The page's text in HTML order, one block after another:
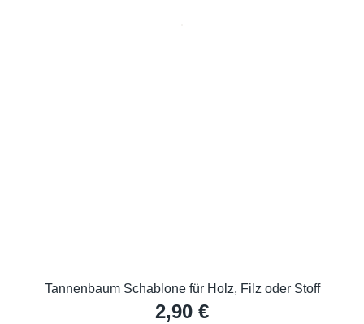
Tannenbaum Schablone für Holz, Filz oder Stoff
2,90 €